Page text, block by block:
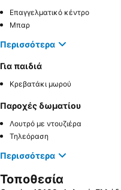
Επαγγελματικό κέντρο
Μπαρ
Περισσότερα
Για παιδιά
Κρεβατάκι μωρού
Παροχές δωματίου
Λουτρό με ντουζιέρα
Τηλεόραση
Περισσότερα
Τοποθεσία